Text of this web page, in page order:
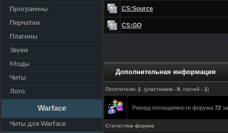
Программы
Перчатки
Плагины
Звуки
Моды
Читы
Лого
Warface
Читы для Warface
CS:Source
CS:GO
Дополнительная информация
Посетители: 1 (участников - 0 , гостей - 1)
Рекорд посещаемости форума 72
Статистика форума